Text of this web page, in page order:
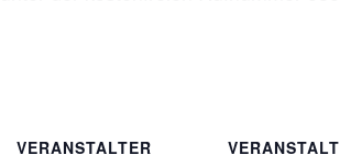
VERANSTALTER